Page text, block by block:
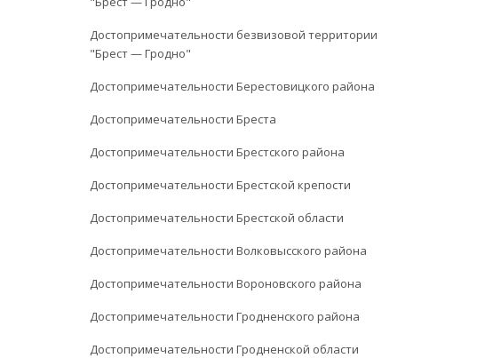
Достопримечательности безвизовой территории
"Брест — Гродно"
Достопримечательности Берестовицкого района
Достопримечательности Бреста
Достопримечательности Брестского района
Достопримечательности Брестской крепости
Достопримечательности Брестской области
Достопримечательности Волковысского района
Достопримечательности Вороновского района
Достопримечательности Гродненского района
Достопримечательности Гродненской области